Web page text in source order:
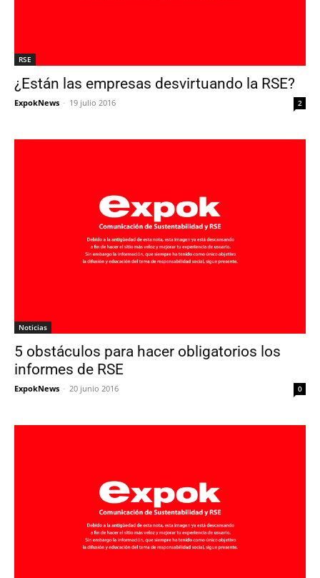
RSE
¿Están las empresas desvirtuando la RSE?
ExpokNews - 19 julio 2016 2
Noticias
5 obstáculos para hacer obligatorios los
informes de RSE
ExpokNews - 20 junio 2016 0